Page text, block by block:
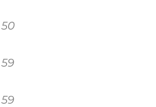
50
59
59